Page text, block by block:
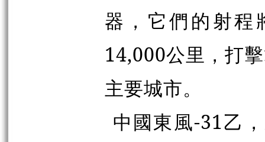
器，它們的射程
14,000公里，打
主要城市。
中國東風-31乙